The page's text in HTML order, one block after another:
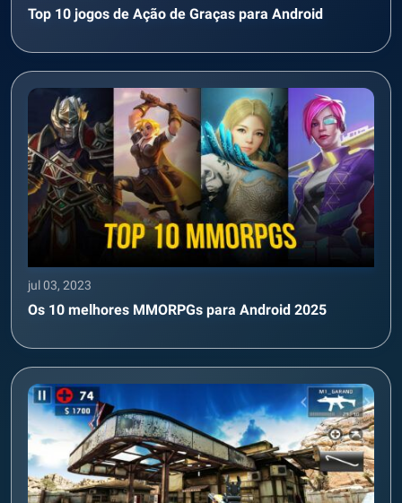
Top 10 jogos de Ação de Graças para Android
jul 03, 2023
Os 10 melhores MMORPGs para Android 2025